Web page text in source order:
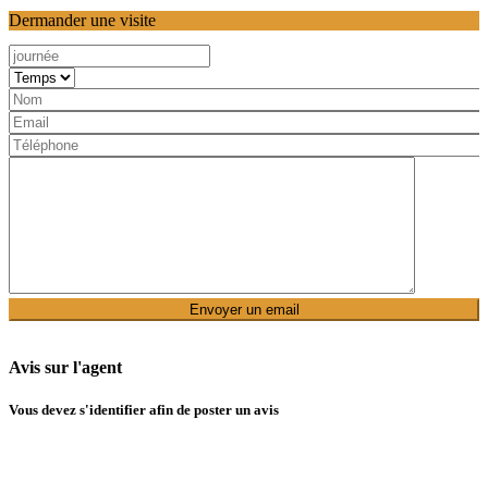
Dermander une visite
Avis sur l'agent
Vous devez s'identifier afin de poster un avis